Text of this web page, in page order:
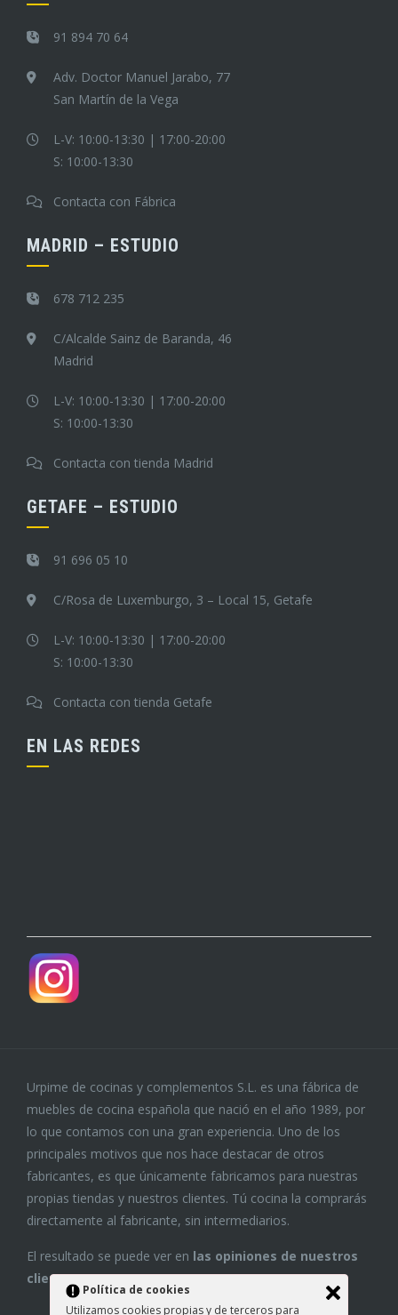
91 894 70 64
Adv. Doctor Manuel Jarabo, 77
San Martín de la Vega
L-V: 10:00-13:30 | 17:00-20:00
S: 10:00-13:30
Contacta con Fábrica
MADRID – ESTUDIO
678 712 235
C/Alcalde Sainz de Baranda, 46
Madrid
L-V: 10:00-13:30 | 17:00-20:00
S: 10:00-13:30
Contacta con tienda Madrid
GETAFE – ESTUDIO
91 696 05 10
C/Rosa de Luxemburgo, 3 – Local 15, Getafe
L-V: 10:00-13:30 | 17:00-20:00
S: 10:00-13:30
Contacta con tienda Getafe
EN LAS REDES
Urpime de cocinas y complementos S.L. es una fábrica de
muebles de cocina española que nació en el año 1989, por
lo que contamos con una gran experiencia. Uno de los
principales motivos que nos hace destacar de otros
fabricantes, es que únicamente fabricamos para nuestras
propias tiendas y nuestros clientes. Tú cocina la comprarás
directamente al fabricante, sin intermediarios.
El resultado se puede ver en las opiniones de nuestros
clientes
Política de cookies
Utilizamos cookies propias y de terceros para